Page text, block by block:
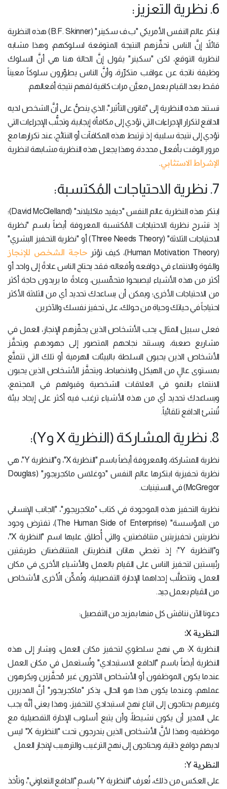
6. نظرية التعزيز:
ابتكر عالم النفس الأمريكي "ب.ف سكينر" (B.F. Skinner) هذه النظرية
قائلاً إنَّ الناس تحفِّزهم النتيجة المتوقعة لسلوكهم، وهذا مشابه
لنظرية التوقع، لكن "سكينر" يقول إنَّ الحالة هنا هي أنَّ السلوك
وظيفة ناتجة عن عواقب متكرِّرة، وأنَّ الناس يطوِّرون سلوكاً معيناً
فقط بعد القيام بعمل معيَّن مرات كافية لفهم نتيجة أفعالهم.
تستند هذه النظرية إلى "قانون التأثير"، الذي ينصُّ على أنَّ الشخص لديه
الدافع لتكرار الإجراءات التي تؤدي إلى مكافأة إيجابية، وتجنُّب الإجراءات التي
تؤدي إلى نتيجة سلبية؛ إذ ترتبط هذه المكافآت أو النتائج، عند تكرارها مع
مرور الوقت بأفعال محددة، وهذا يجعل هذه النظرية مشابهة لنظرية
الإشراط الاستثابي.
7. نظرية الاحتياجات المُكتسبة:
ابتكر هذه النظرية عالم النفس "ديفيد ماكليلاند" (David McClelland)؛
إذ تشرح نظرية الاحتياجات المُكتسبة المعروفة أيضاً باسم "نظرية
الاحتياجات الثلاثة" (Three Needs Theory) أو "نظرية التحفيز البشري"
(Human Motivation Theory)، كيف تؤثر
حاجة الشخص للإنجاز
والقوة والانتماء في دوافعه وأفعاله؛ فقد يحتاج الناس عادةً إلى واحد أو
أكثر من هذه الأشياء ليصبحوا متحمِّسين، وعادةً ما يريدون حاجة أكثر
من الاحتياجات الأخرى؛ ويمكن أن يساعدك تحديد أي من الثلاثة الأكثر
احتياجاً في حياتك وحياة من حولك، على تحفيز نفسك والآخرين.
فعلى سبيل المثال، يحب الأشخاص الذين يحفِّزهم الإنجاز، العمل في
مشاريع صعبة، ويستند نجاحهم المتصور إلى جهودهم، ويتحفَّز
الأشخاص الذين يحبون السلطة بالبيئات الهرمية أو تلك التي تتمتَّع
بمستوى عالٍ من الهيكل والانضباط، ويتحفَّز الأشخاص الذين يحبون
الانتماء بالنمو في العلاقات الشخصية وقبولهم في المجتمع،
ويساعدك تحديد أي من هذه الأشياء ترغب فيه أكثر على إيجاد بيئة
تُنشئ الدافع تلقائياً.
8. نظرية المشاركة (النظرية X وY):
نظرية المشاركة، والمعروفة أيضاً باسم "النظرية X"، و"النظرية Y"، هي
نظرية تحفيزية ابتكرها عالم النفس "دوغلاس ماكجريجور" (Douglas
McGregor) في الستينيات.
نظرية التحفيز هذه الموجودة في كتاب "ماكجريجور"، "الجانب الإنساني
من المؤسسة" (The Human Side of Enterprise)، تفترض وجود
نظريتين تحفيزيتين متناقضتين، والتي أُطلق عليها اسم "النظرية X"،
و"النظرية Y"؛ إذ تغطي هاتان النظريتان المتناقضتان طريقتين
رئيستين لتحفيز الناس على القيام بالعمل والأشياء الأخرى في مكان
العمل، وتتطلَّب إحداهما الإدارة التفصيلية، وتُمكِّن الأُخرى الأشخاص
من القيام بعمل جيد.
دعونا الآن نناقش كل منها بمزيد من التفصيل:
النظرية X:
النظرية X؛ هي نهج سلطوي لتحفيز مكان العمل، ويشار إلى هذه
النظرية أيضاً باسم "الدافع الاستبدادي" وتُستعمل في مكان العمل
عندما يكون الموظفون أو الأشخاص الآخرون غير مُحفَّزين ويكرهون
عملهم، وعندما يكون هذا هو الحال، يذكر "ماكجريجور" أنَّ المديرين
وغيرهم يحتاجون إلى اتباع نهج استبدادي للتحفيز، وهذا يعني أنَّه يجب
على المدير أن يكون نشيطاً، وأن يتبع أسلوب الإدارة التفصيلية مع
موظفيه؛ وهذا لأنَّ الأشخاص الذين يندرجون تحت "النظرية X" ليس
لديهم دوافع ذاتية، ويحتاجون إلى نهج الترغيب والترهيب لإنجاز العمل.
النظرية Y:
على العكس من ذلك، تُعرف "النظرية Y" باسم "الدافع التعاوني"، وتأخذ